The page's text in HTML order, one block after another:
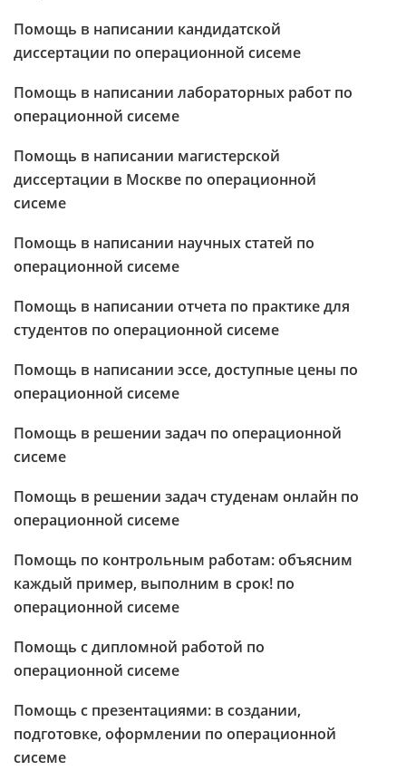
Помощь в написании кандидатской
диссертации по операционной сисеме
Помощь в написании лабораторных работ по
операционной сисеме
Помощь в написании магистерской
диссертации в Москве по операционной
сисеме
Помощь в написании научных статей по
операционной сисеме
Помощь в написании отчета по практике для
студентов по операционной сисеме
Помощь в написании эссе, доступные цены по
операционной сисеме
Помощь в решении задач по операционной
сисеме
Помощь в решении задач студенам онлайн по
операционной сисеме
Помощь по контрольным работам: объясним
каждый пример, выполним в срок! по
операционной сисеме
Помощь с дипломной работой по
операционной сисеме
Помощь с презентациями: в создании,
подготовке, оформлении по операционной
сисеме